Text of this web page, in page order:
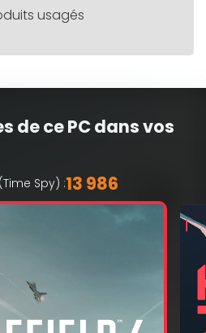
usagés
de ce PC dans vos
Spy) :13 986